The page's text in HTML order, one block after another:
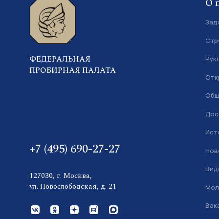
ФЕДЕРАЛЬНАЯ
ПРОБИРНАЯ ПАЛАТА
+7 (495) 690-27-27
127030, г. Москва,
ул. Новослободская, д. 21
О